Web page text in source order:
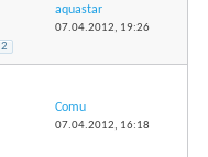
2
aquastar
07.04.2012, 19:26
Comu
07.04.2012, 16:18